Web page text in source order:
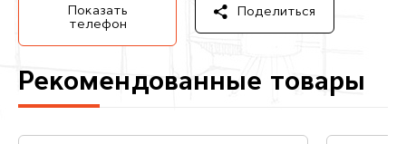
Показать
телефон
Поделиться
Рекомендованные товары